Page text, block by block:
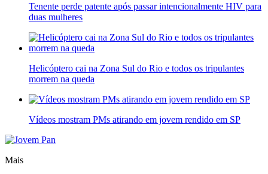
Tenente perde patente após passar intencionalmente HIV para
duas mulheres
Helicóptero cai na Zona Sul do Rio e todos os tripulantes
morrem na queda
Vídeos mostram PMs atirando em jovem rendido em SP
Mais